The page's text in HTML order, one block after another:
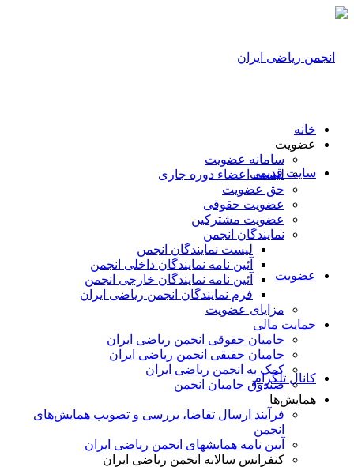
سایت قدیمی
عضویت
کانال تلگرام
خانه
عضویت
سامانه عضویت
لیست اعضاء دوره جاری
حق عضویت
عضویت حقوقی
عضویت مشترکین
نمایندگان انجمن
لیست نمایندگان انجمن
آئین نامه نمایندگان داخلی انجمن
آئین نامه نمایندگان خارجی انجمن
فرم نمایندگان انجمن ریاضی ایران
مزایای عضویت
حمایت مالی
حامیان حقوقی انجمن ریاضی ایران
حامیان حقیقی انجمن ریاضی ایران
کمک به انجمن ریاضی ایران
صندوق حامیان انجمن
همایش‌ها
فرآیند ارسال تقاضا، بررسی و تصویب همایش‌های
انجمن
آیین نامه همایشهای انجمن ریاضی ایران
کنفرانس‌ سالانه انجمن ریاضی ایران